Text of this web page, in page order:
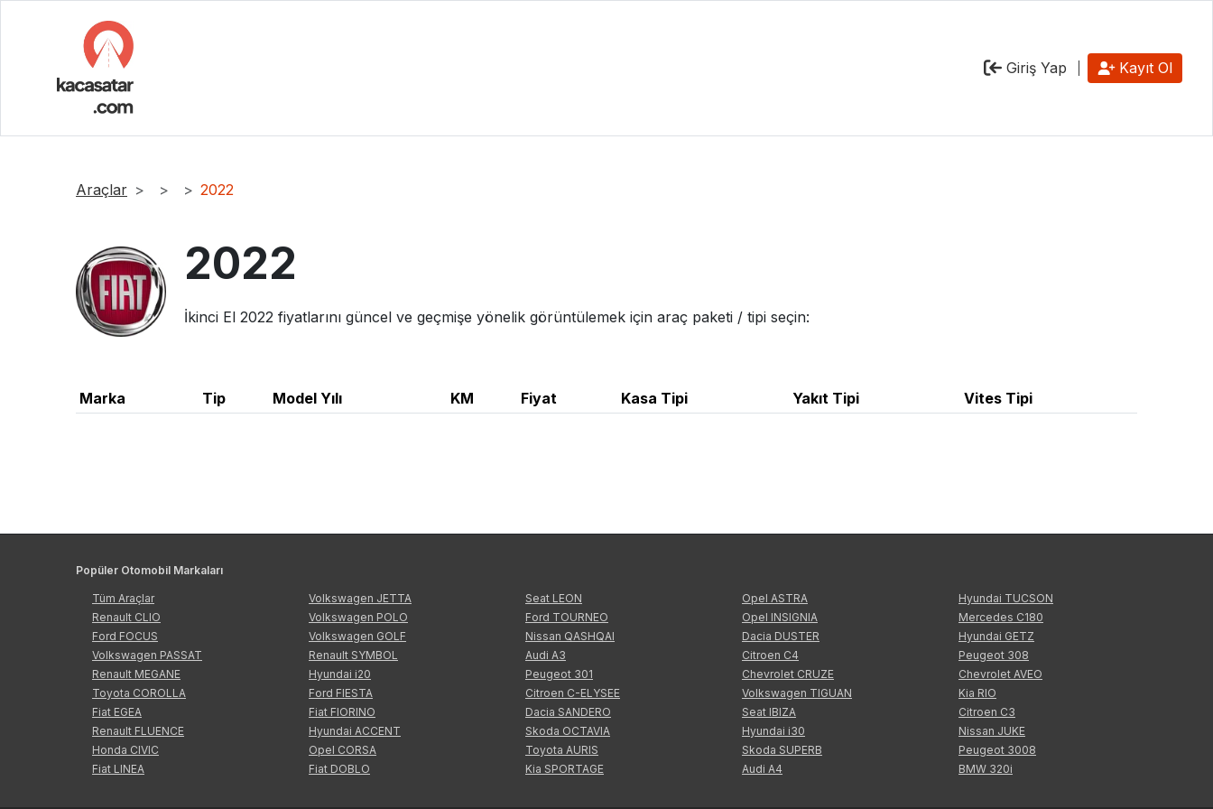
Giriş Yap Kayıt Ol
Araçlar 2022
2022
İkinci El 2022 fiyatlarını güncel ve geçmişe yönelik görüntülemek için araç paketi / tipi seçin:
Marka Tip Model Yılı KM Fiyat Kasa Tipi Yakıt Tipi Vites Tipi
Popüler Otomobil Markaları
Tüm Araçlar
Renault CLIO
Ford FOCUS
Volkswagen PASSAT
Renault MEGANE
Toyota COROLLA
Fiat EGEA
Renault FLUENCE
Honda CIVIC
Fiat LINEA
Volkswagen JETTA
Volkswagen POLO
Volkswagen GOLF
Renault SYMBOL
Hyundai i20
Ford FIESTA
Fiat FIORINO
Hyundai ACCENT
Opel CORSA
Fiat DOBLO
Seat LEON
Ford TOURNEO
Nissan QASHQAI
Audi A3
Peugeot 301
Citroen C-ELYSEE
Dacia SANDERO
Skoda OCTAVIA
Toyota AURIS
Kia SPORTAGE
Opel ASTRA
Opel INSIGNIA
Dacia DUSTER
Citroen C4
Chevrolet CRUZE
Volkswagen TIGUAN
Seat IBIZA
Hyundai i30
Skoda SUPERB
Audi A4
Hyundai TUCSON
Mercedes C180
Hyundai GETZ
Peugeot 308
Chevrolet AVEO
Kia RIO
Citroen C3
Nissan JUKE
Peugeot 3008
BMW 320i